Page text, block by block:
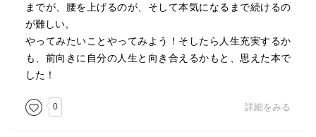
までが、腰を上げるのが、そして本気になるまで続けるの
が難しい。
やってみたいことやってみよう！そしたら人生充実するか
も、前向きに自分の人生と向き合えるかもと、思えた本で
した！
0 詳細をみる